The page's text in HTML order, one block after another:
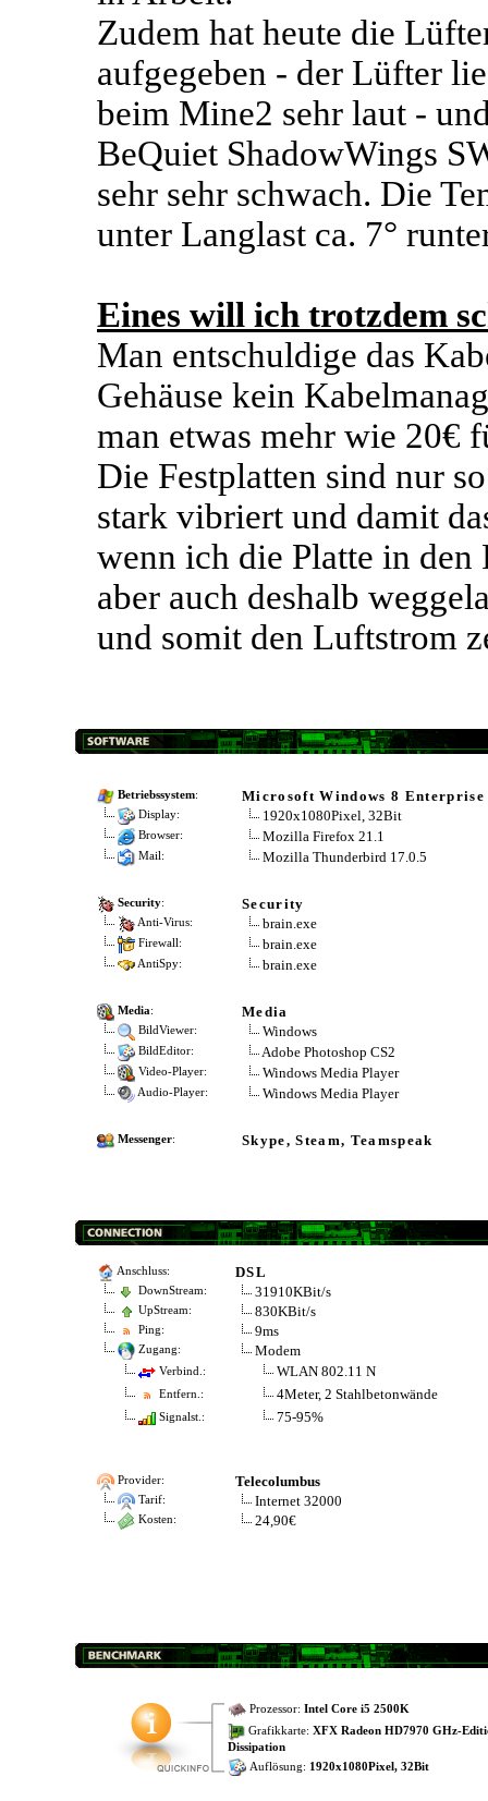
Zudem hat heute die
aufgegeben - der Lüfter
beim Mine2 sehr laut -
BeQuiet ShadowWings
sehr sehr schwach. Die
unter Langlast ca. 7°
Eines will ich trotzdem
Man entschuldige das
Gehäuse kein
man etwas mehr wie 20€
Die Festplatten sind nur
stark vibriert und damit
wenn ich die Platte in den
aber auch deshalb
und somit den Luftstrom
Betriebssystem: Microsoft Windows 8
Display: 1920x1080Pixel, 32Bit
Browser: Mozilla Firefox 21.1
Mail: Mozilla Thunderbird 17.0.5
Security: Security
Anti-Virus: brain.exe
Firewall: brain.exe
AntiSpy: brain.exe
Media: Media
BildViewer: Windows
BildEditor: Adobe Photoshop CS2
Video-Player: Windows Media Player
Audio-Player: Windows Media Player
Messenger: Skype, Steam, Teamspeak
Anschluss: DSL
DownStream: 31910KBit/s
UpStream: 830KBit/s
Ping: 9ms
Zugang: Modem
Verbind.: WLAN 802.11 N
Entfern.: 4Meter, 2 Stahlbetonwände
Signalst.: 75-95%
Provider: Telecolumbus
Tarif: Internet 32000
Kosten: 24,90€
Prozessor: Intel Core i5 2500K
Grafikkarte: XFX Radeon HD7970 GHz-
Dissipation
Auflösung: 1920x1080Pixel, 32Bit